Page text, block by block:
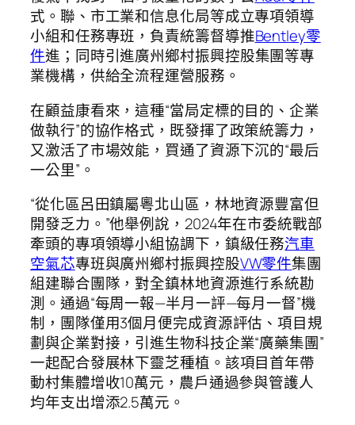
式。聯、市工業和信息化局等成立專項領導
小組和任務專班，負責統籌督導推Bentley零
件進；同時引進廣州鄉村振興控股集團等專
業機構，供給全流程運營服務。
在顧益康看來，這種“當局定標的目的、企業
做執行”的協作格式，既發揮了政策統籌力，
又激活了市場效能，買通了資源下沉的“最后
一公里”。
“從化區呂田鎮屬粵北山區，林地資源豐富但
開發乏力。”他舉例說，2024年在市委統戰部
牽頭的專項領導小組協調下，鎮級任務汽車
空氣芯專班與廣州鄉村振興控股VW零件集團
組建聯合團隊，對全鎮林地資源進行系統勘
測。通過“每周一報—半月一評—每月一督”機
制，團隊僅用3個月便完成資源評估、項目規
劃與企業對接，引進生物科技企業“廣藥集團”
一起配合發展林下靈芝種植。該項目首年帶
動村集體增收10萬元，農戶通過參與管護人
均年支出增添2.5萬元。